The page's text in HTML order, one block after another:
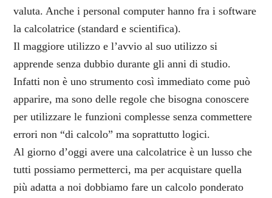
valuta. Anche i personal computer hanno fra i software
la calcolatrice (standard e scientifica).
Il maggiore utilizzo e l’avvio al suo utilizzo si
apprende senza dubbio durante gli anni di studio.
Infatti non è uno strumento così immediato come può
apparire, ma sono delle regole che bisogna conoscere
per utilizzare le funzioni complesse senza commettere
errori non “di calcolo” ma soprattutto logici.
Al giorno d’oggi avere una calcolatrice è un lusso che
tutti possiamo permetterci, ma per acquistare quella
più adatta a noi dobbiamo fare un calcolo ponderato